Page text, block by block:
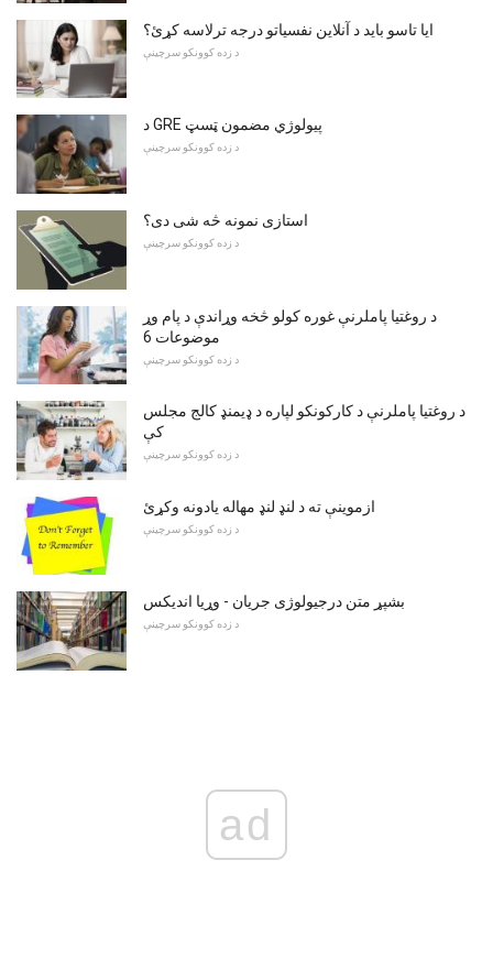
ایا تاسو باید د آنلاین نفسیاتو درجه ترلاسه کړئ؟
د زده کوونکو سرچینې
د GRE پیولوژي مضمون ټسټ
د زده کوونکو سرچینې
استازی نمونه څه شی دی؟
د زده کوونکو سرچینې
د روغتیا پاملرنې غوره کولو څخه وړاندې د پام وړ
موضوعات 6
د زده کوونکو سرچینې
د روغتیا پاملرنې د کارکونکو لپاره د ډیمنډ کالج مجلس
کې
د زده کوونکو سرچینې
ازموینې ته د لنډ لنډ مهاله یادونه وکړئ
د زده کوونکو سرچینې
بشپړ متن درجیولوژی جریان - وړیا اندیکس
د زده کوونکو سرچینې
ad